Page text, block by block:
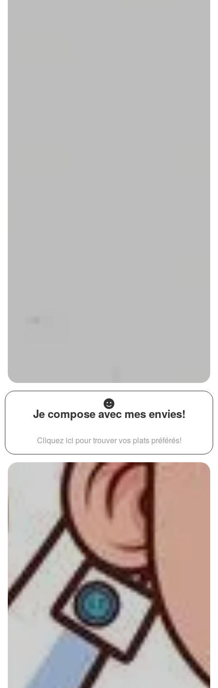
Je compose avec mes envies!
Cliquez ici pour trouver vos plats préférés!